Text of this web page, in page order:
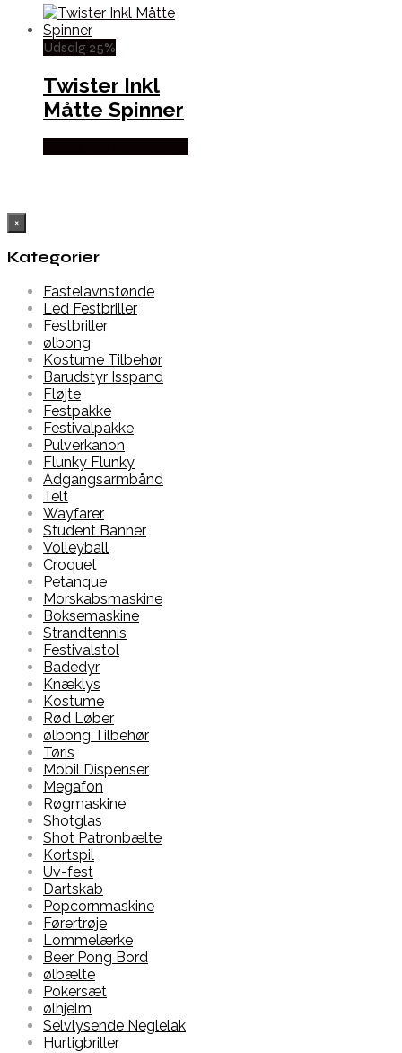
Udsalg 25%
Twister Inkl
Måtte Spinner
×
Kategorier
Fastelavnstønde
Led Festbriller
Festbriller
ølbong
Kostume Tilbehør
Barudstyr Isspand
Fløjte
Festpakke
Festivalpakke
Pulverkanon
Flunky Flunky
Adgangsarmbånd
Telt
Wayfarer
Student Banner
Volleyball
Croquet
Petanque
Morskabsmaskine
Boksemaskine
Strandtennis
Festivalstol
Badedyr
Knæklys
Kostume
Rød Løber
ølbong Tilbehør
Tøris
Mobil Dispenser
Megafon
Røgmaskine
Shotglas
Shot Patronbælte
Kortspil
Uv-fest
Dartskab
Popcornmaskine
Førertrøje
Lommelærke
Beer Pong Bord
ølbælte
Pokersæt
ølhjelm
Selvlysende Neglelak
Hurtigbriller